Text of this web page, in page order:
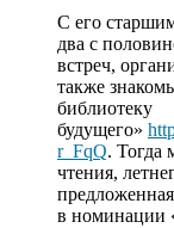
С его
два с
встреч,
также
библиотеку
будущего»
r_FqQ. Тогда
чтения,
в номинации